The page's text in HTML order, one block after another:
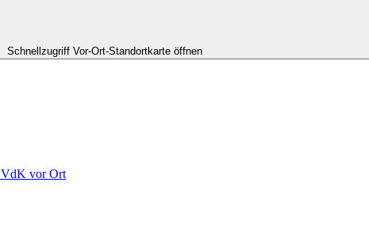
Schnellzugriff Vor-Ort-Standortkarte öffnen
VdK vor Ort